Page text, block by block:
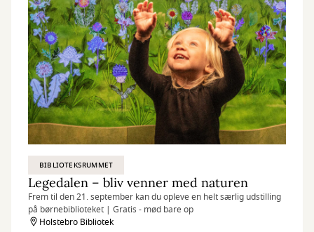
BIBLIOTEKSRUMMET
Legedalen – bliv venner med naturen
Frem til den 21. september kan du opleve en helt særlig udstilling
på børnebiblioteket | Gratis - mød bare op
Holstebro Bibliotek